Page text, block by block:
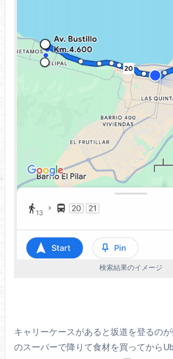
検索結果のイメージ
キャリーケースがあると坂道を登るの
のスーパーで降りて食材を買ってから